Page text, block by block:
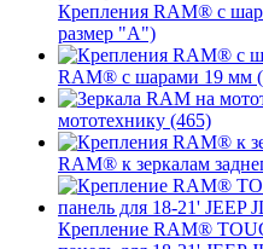
Крепления RAM® с
размер "A")
RAM® с шарами 19 мм
мототехнику (465)
RAM® к зеркалам
Крепление RAM®